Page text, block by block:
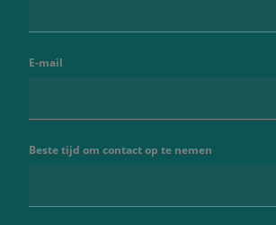
E-mail
Beste tijd om contact op te nemen